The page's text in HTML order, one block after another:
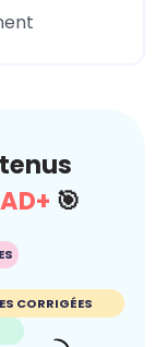
🎯
CORRIGÉES